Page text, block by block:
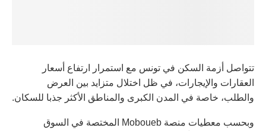
تتواصل أزمة السكن في تونس مع استمرار ارتفاع أسعار
العقارات والإيجارات، في ظل اختلال متزايد بين العرض
والطلب، خاصة في المدن الكبرى والمناطق الأكثر جذبا للسكان.
وبحسب معطيات منصة Moboueb المختصة في السوق